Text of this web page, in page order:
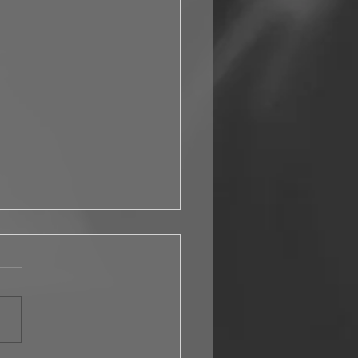
die willen uitbreiden of